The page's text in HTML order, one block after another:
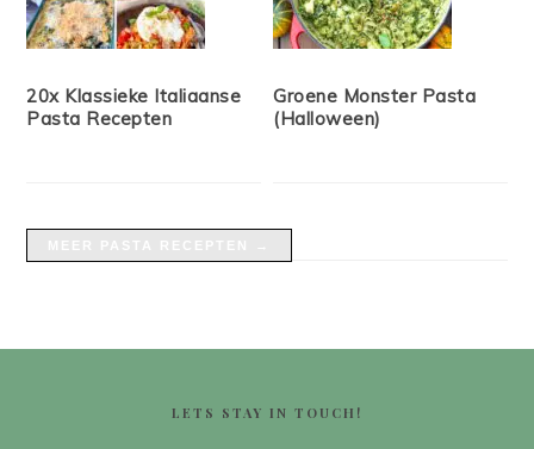
20x Klassieke Italiaanse
Pasta Recepten
Groene Monster Pasta
(Halloween)
LETS STAY IN TOUCH!